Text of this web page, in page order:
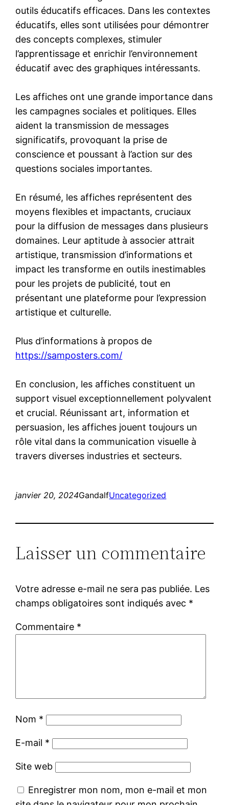
outils éducatifs efficaces. Dans les contextes
éducatifs, elles sont utilisées pour démontrer
des concepts complexes, stimuler
l’apprentissage et enrichir l’environnement
éducatif avec des graphiques intéressants.
Les affiches ont une grande importance dans
les campagnes sociales et politiques. Elles
aident la transmission de messages
significatifs, provoquant la prise de
conscience et poussant à l’action sur des
questions sociales importantes.
En résumé, les affiches représentent des
moyens flexibles et impactants, cruciaux
pour la diffusion de messages dans plusieurs
domaines. Leur aptitude à associer attrait
artistique, transmission d’informations et
impact les transforme en outils inestimables
pour les projets de publicité, tout en
présentant une plateforme pour l’expression
artistique et culturelle.
Plus d’informations à propos de
https://samposters.com/
En conclusion, les affiches constituent un
support visuel exceptionnellement polyvalent
et crucial. Réunissant art, information et
persuasion, les affiches jouent toujours un
rôle vital dans la communication visuelle à
travers diverses industries et secteurs.
janvier 20, 2024GandalfUncategorized
Laisser un commentaire
Votre adresse e-mail ne sera pas publiée. Les
champs obligatoires sont indiqués avec *
Commentaire *
Nom *
E-mail *
Site web
Enregistrer mon nom, mon e-mail et mon